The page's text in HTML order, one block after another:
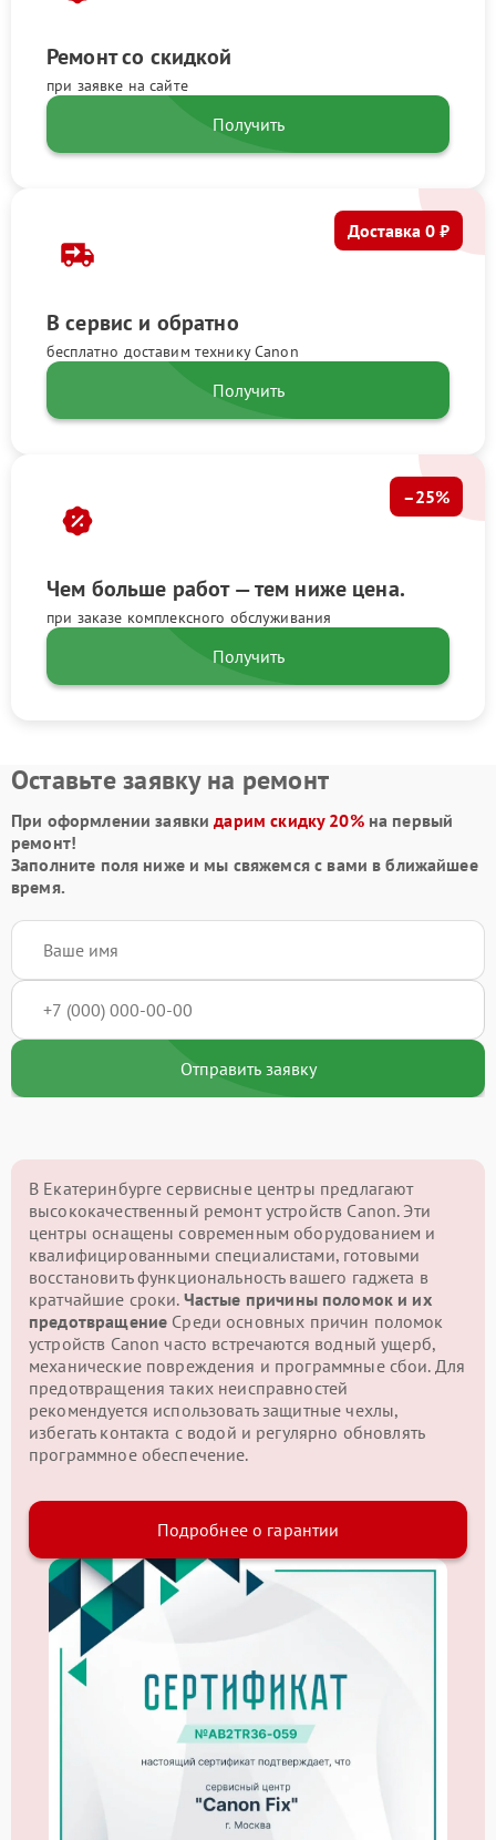
Ремонт со скидкой
при заявке на сайте
Получить
В сервис и обратно
бесплатно доставим технику Canon
Доставка 0 ₽
Получить
Чем больше работ — тем ниже цена.
при заказе комплексного обслуживания
–25%
Получить
Оставьте заявку на ремонт
При оформлении заявкидарим скидку 20%на первый
ремонт!
Заполните поля ниже и мы свяжемся с вами в ближайшее
время.
Отправить заявку
В Екатеринбурге сервисные центры предлагают
высококачественный ремонт устройств Canon. Эти
центры оснащены современным оборудованием и
квалифицированными специалистами, готовыми
восстановить функциональность вашего гаджета в
кратчайшие сроки. Частые причины поломок и их
предотвращение Среди основных причин поломок
устройств Canon часто встречаются водный ущерб,
механические повреждения и программные сбои. Для
предотвращения таких неисправностей
рекомендуется использовать защитные чехлы,
избегать контакта с водой и регулярно обновлять
программное обеспечение.
Подробнее о гарантии